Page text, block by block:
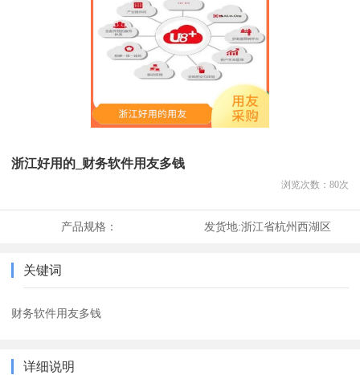
浙江好用的_财务软件用友多钱
浏览次数： 80次
产品规格： 发货地:浙江省杭州西湖区
关键词
财务软件用友多钱
详细说明